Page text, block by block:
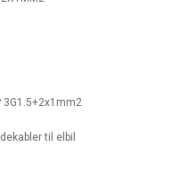
3G1.5+2x1mm2
til elbil